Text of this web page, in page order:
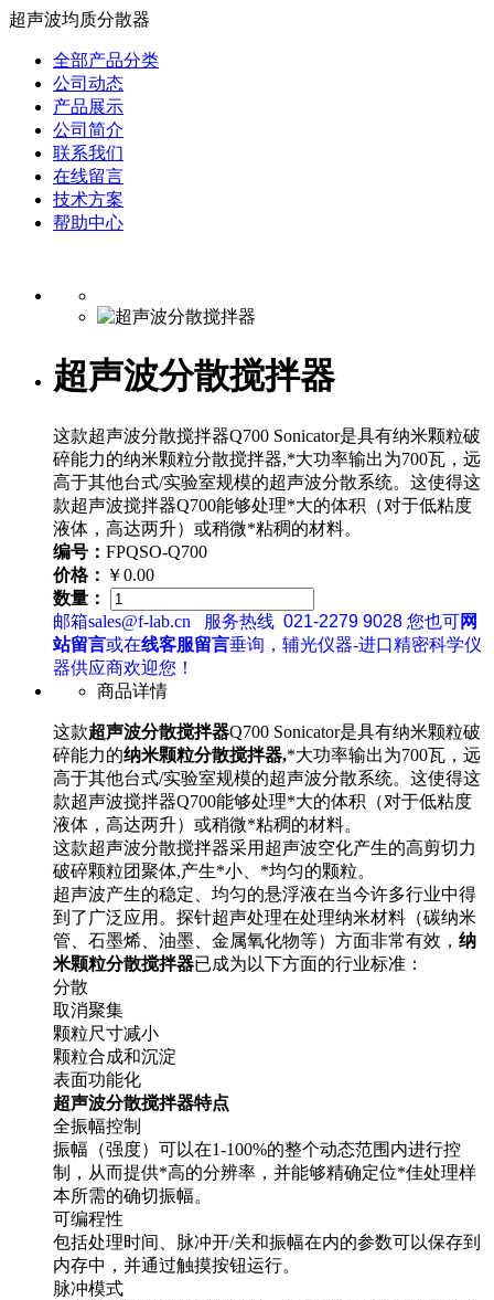
超声波均质分散器
全部产品分类
公司动态
产品展示
公司简介
联系我们
在线留言
技术方案
帮助中心
超声波分散搅拌器
这款超声波分散搅拌器Q700 Sonicator是具有纳米颗粒破
碎能力的纳米颗粒分散搅拌器,*大功率输出为700瓦，远
高于其他台式/实验室规模的超声波分散系统。这使得这
款超声波搅拌器Q700能够处理*大的体积（对于低粘度
液体，高达两升）或稍微*粘稠的材料。
编号： FPQSO-Q700
价格： ￥0.00
数量：
邮箱sales@f-lab.cn
服务热线 021-2279 9028 您也可网
站留言或在线客服留言垂询，辅光仪器-进口精密科学仪
器供应商欢迎您！
商品详情
这款超声波分散搅拌器Q700 Sonicator是具有纳米颗粒破
碎能力的纳米颗粒分散搅拌器,*大功率输出为700瓦，远
高于其他台式/实验室规模的超声波分散系统。 这使得这
款超声波搅拌器Q700能够处理*大的体积（对于低粘度
液体，高达两升）或稍微*粘稠的材料。
这款超声波分散搅拌器采用超声波空化产生的高剪切力
破碎颗粒团聚体,产生*小、*均匀的颗粒。
超声波产生的稳定、均匀的悬浮液在当今许多行业中得
到了广泛应用。探针超声处理在处理纳米材料（碳纳米
管、石墨烯、油墨、金属氧化物等）方面非常有效， 纳
米颗粒分散搅拌器已成为以下方面的行业标准：
分散
取消聚集
颗粒尺寸减小
颗粒合成和沉淀
表面功能化
超声波分散搅拌器特点
全振幅控制
振幅（强度）可以在1-100%的整个动态范围内进行控
制，从而提供*高的分辨率，并能够精确定位*佳处理样
本所需的确切振幅。
可编程性
包括处理时间、脉冲开/关和振幅在内的参数可以保存到
内存中，并通过触摸按钮运行。
脉冲模式